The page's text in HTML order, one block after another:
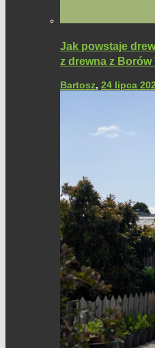
Jak powstaje
z drewna z
Bartosz, 24 lipca